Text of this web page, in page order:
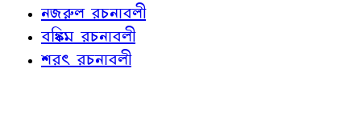
নজরুল রচনাবলী
বঙ্কিম রচনাবলী
শরৎ রচনাবলী